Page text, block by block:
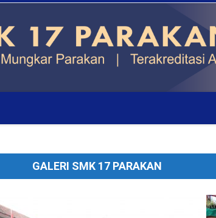
GALERI SMK 17 PARAKAN